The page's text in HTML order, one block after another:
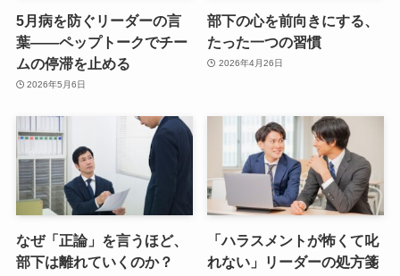
5月病を防ぐリーダーの言
葉——ペップトークでチー
ムの停滞を止める
2026年5月6日
部下の心を前向きにする、
たった一つの習慣
2026年4月26日
なぜ「正論」を言うほど、
部下は離れていくのか？
「ハラスメントが怖くて叱
れない」リーダーの処方箋